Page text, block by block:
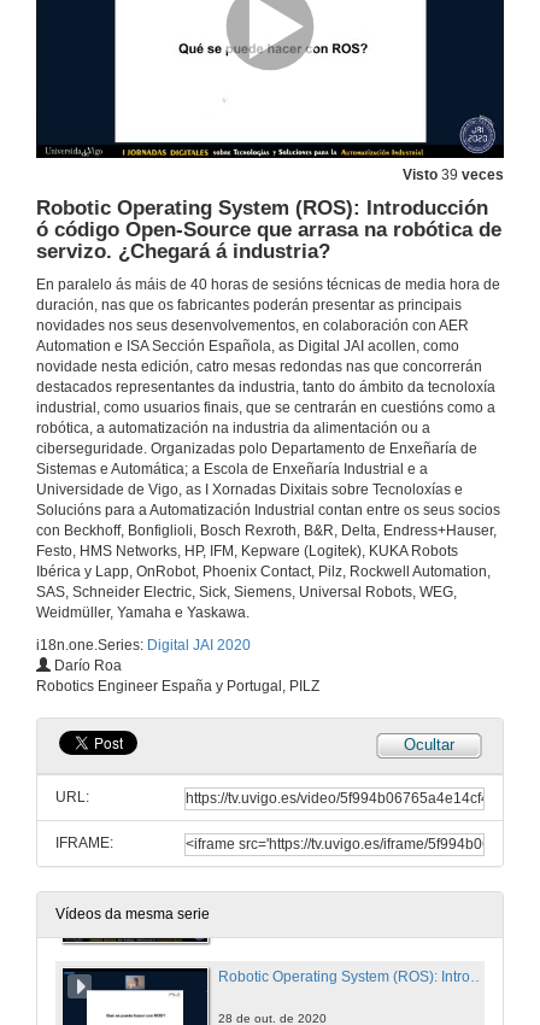
Visto 39 veces
Robotic Operating System (ROS): Introducción
ó código Open-Source que arrasa na robótica de
servizo. ¿Chegará á industria?
En paralelo ás máis de 40 horas de sesións técnicas de media hora de
duración, nas que os fabricantes poderán presentar as principais
novidades nos seus desenvolvementos, en colaboración con AER
Automation e ISA Sección Española, as Digital JAI acollen, como
novidade nesta edición, catro mesas redondas nas que concorrerán
destacados representantes da industria, tanto do ámbito da tecnoloxía
industrial, como usuarios finais, que se centrarán en cuestións como a
robótica, a automatización na industria da alimentación ou a
ciberseguridade. Organizadas polo Departamento de Enxeñaría de
Sistemas e Automática; a Escola de Enxeñaría Industrial e a
Universidade de Vigo, as I Xornadas Dixitais sobre Tecnoloxías e
Solucións para a Automatización Industrial contan entre os seus socios
con Beckhoff, Bonfiglioli, Bosch Rexroth, B&R, Delta, Endress+Hauser,
Festo, HMS Networks, HP, IFM, Kepware (Logitek), KUKA Robots
Ibérica y Lapp, OnRobot, Phoenix Contact, Pilz, Rockwell Automation,
SAS, Schneider Electric, Sick, Siemens, Universal Robots, WEG,
Weidmüller, Yamaha e Yaskawa.
i18n.one.Series: Digital JAI 2020
Darío Roa
Robotics Engineer España y Portugal, PILZ
Ocultar
URL:
IFRAME:
Vídeos da mesma serie
27 de out. de 2020
Robótica e transformación dixital: Presente ou Futuro
27 de out. de 2020
TwinCAT VISION: Visión Artificial e Control en tempo Real
27 de out. de 2020
27 de out. de 2020
27 de out. de 2020
O ecosistema PLCnext
27 de out. de 2020
Digitalización no sector food & beverage
27 de out. de 2020
Mecatrónica Híbrida na industria 4.0
28 de out. de 2020
Edge Computing a Industria. ¿Qué é? Cómo se implementa
28 de out. de 2020